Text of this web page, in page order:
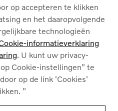
Français
info
op accepteren te klikken
en het daaropvolgende
technologieën
informatieverklaring
. U kunt uw privacy-
Cookie-instellingen" te
op de link 'Cookies'
"